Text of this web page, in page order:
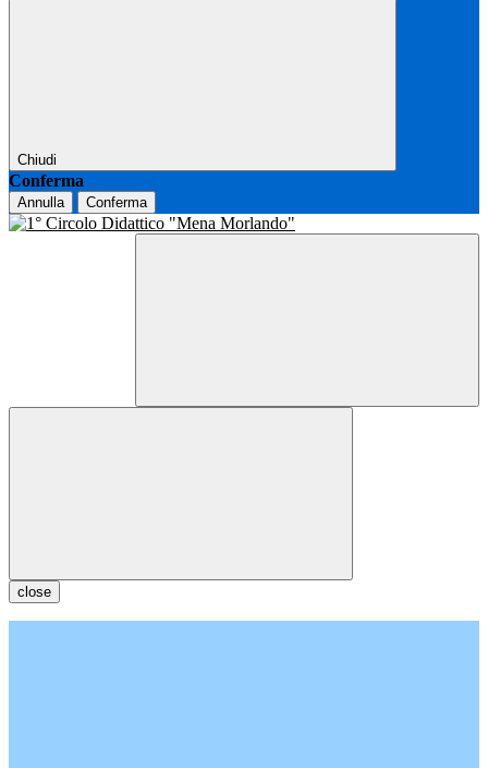
Chiudi
Conferma
Annulla Conferma
close